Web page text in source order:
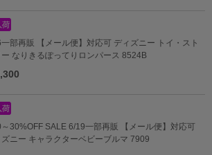
部再販 【メール便】対応可 ディズニー トイ・スト
ー なりきるぽってりロンパース 8524B
30%OFF SALE 6/19一部再販 【メール便】対応可
ズニー キャラクターベビーブルマ 7909